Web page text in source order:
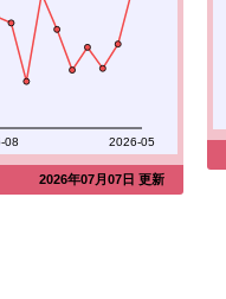
08 2026-05
2026年07月07日 更新